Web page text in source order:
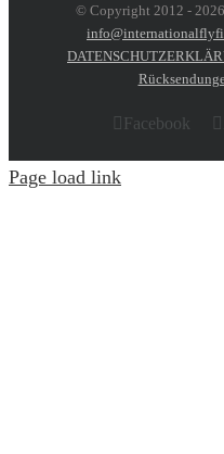
© Copyright 2012 -
Facebook
Page load link